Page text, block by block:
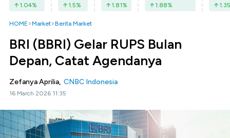
1.04% 1.5% 1.81% 1.88% 1.35
HOME Market Berita Market
BRI (BBRI) Gelar RUPS Bulan
Depan, Catat Agendanya
Zefanya Aprilia, CNBC Indonesia
16 March 2026 11:35